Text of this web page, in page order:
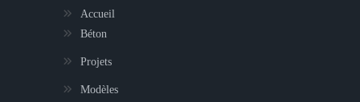
Accueil
Béton
Projets
Modèles